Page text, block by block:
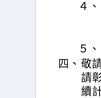
４、
５、
四、 敬
請
續